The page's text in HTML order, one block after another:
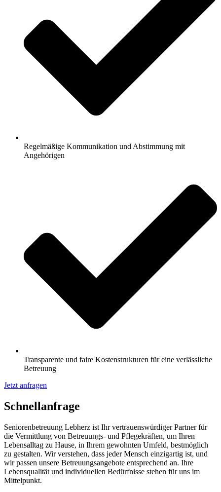
Regelmäßige Kommunikation und Abstimmung mit
Angehörigen
Transparente und faire Kostenstrukturen für eine verlässliche
Betreuung
Jetzt anfragen
Schnell­anfrage
Seniorenbetreuung Lebherz ist Ihr vertrauenswürdiger Partner für
die Vermittlung von Betreuungs- und Pflegekräften, um Ihren
Lebensalltag zu Hause, in Ihrem gewohnten Umfeld, bestmöglich
zu gestalten. Wir verstehen, dass jeder Mensch einzigartig ist, und
wir passen unsere Betreuungsangebote entsprechend an. Ihre
Lebensqualität und individuellen Bedürfnisse stehen für uns im
Mittelpunkt.